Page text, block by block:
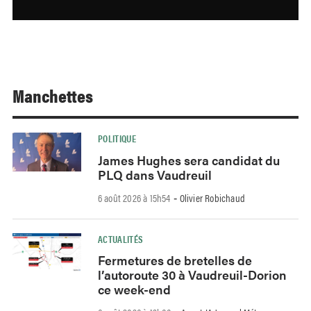
Manchettes
POLITIQUE
James Hughes sera candidat du
PLQ dans Vaudreuil
6 août 2026 à 15h54 - Olivier Robichaud
ACTUALITÉS
Fermetures de bretelles de
l’autoroute 30 à Vaudreuil-Dorion
ce week-end